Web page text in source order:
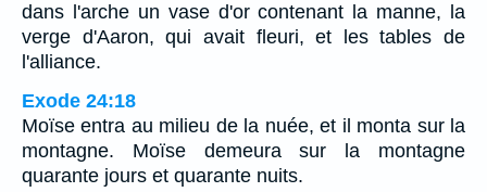
dans l'arche un vase d'or contenant la manne, la
verge d'Aaron, qui avait fleuri, et les tables de
l'alliance.
Exode 24:18
Moïse entra au milieu de la nuée, et il monta sur la
montagne. Moïse demeura sur la montagne
quarante jours et quarante nuits.